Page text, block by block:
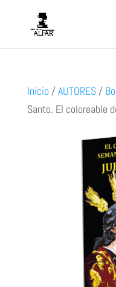
Inicio /AUTORES/
Santo. El coloreable